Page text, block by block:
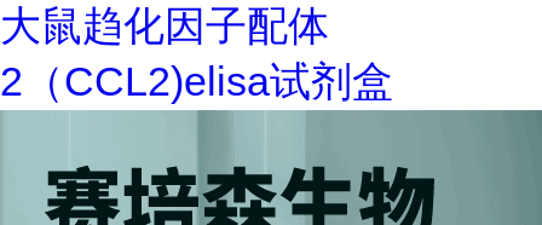
大鼠趋化因子配体
2（CCL2)elisa试剂盒